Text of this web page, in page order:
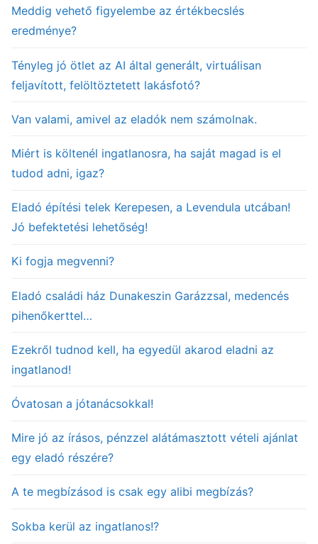
Meddig vehető figyelembe az értékbecslés
eredménye?
Tényleg jó ötlet az AI által generált, virtuálisan
feljavított, felöltöztetett lakásfotó?
Van valami, amivel az eladók nem számolnak.
Miért is költenél ingatlanosra, ha saját magad is el
tudod adni, igaz?
Eladó építési telek Kerepesen, a Levendula utcában!
Jó befektetési lehetőség!
Ki fogja megvenni?
Eladó családi ház Dunakeszin Garázzsal, medencés
pihenőkerttel…
Ezekről tudnod kell, ha egyedül akarod eladni az
ingatlanod!
Óvatosan a jótanácsokkal!
Mire jó az írásos, pénzzel alátámasztott vételi ajánlat
egy eladó részére?
A te megbízásod is csak egy alibi megbízás?
Sokba kerül az ingatlanos!?